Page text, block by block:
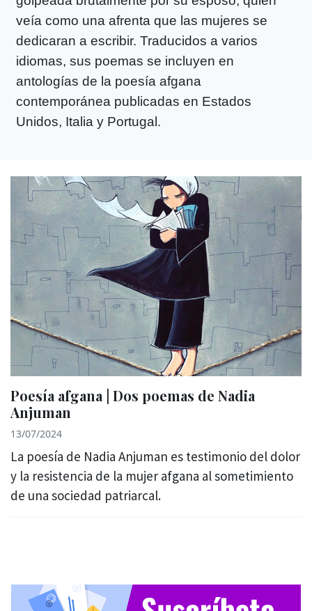
veía como una afrenta que las mujeres se
dedicaran a escribir. Traducidos a varios
idiomas, sus poemas se incluyen en
antologías de la poesía afgana
contemporánea publicadas en Estados
Unidos, Italia y Portugal.
Poesía afgana | Dos poemas de Nadia
Anjuman
13/07/2024
La poesía de Nadia Anjuman es testimonio del dolor
y la resistencia de la mujer afgana al sometimiento
de una sociedad patriarcal.